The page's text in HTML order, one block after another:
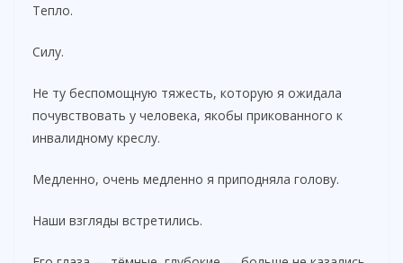
Тепло.
Силу.
Не ту беспомощную тяжесть, которую я ожидала
почувствовать у человека, якобы прикованного к
инвалидному креслу.
Медленно, очень медленно я приподняла голову.
Наши взгляды встретились.